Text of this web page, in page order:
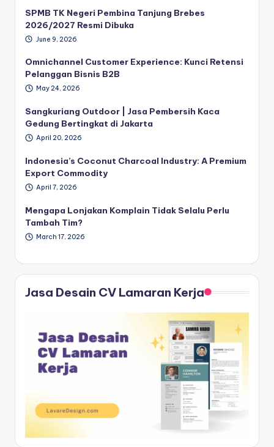
SPMB TK Negeri Pembina Tanjung Brebes
2026/2027 Resmi Dibuka
June 9, 2026
Omnichannel Customer Experience: Kunci Retensi
Pelanggan Bisnis B2B
May 24, 2026
Sangkuriang Outdoor | Jasa Pembersih Kaca
Gedung Bertingkat di Jakarta
April 20, 2026
Indonesia’s Coconut Charcoal Industry: A Premium
Export Commodity
April 7, 2026
Mengapa Lonjakan Komplain Tidak Selalu Perlu
Tambah Tim?
March 17, 2026
Jasa Desain CV Lamaran Kerja